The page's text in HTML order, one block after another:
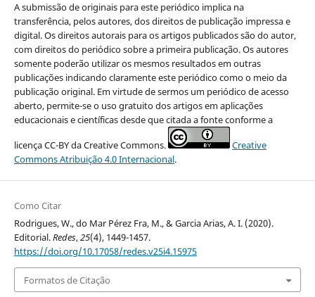
A submissão de originais para este periódico implica na
transferência, pelos autores, dos direitos de publicação impressa e
digital. Os direitos autorais para os artigos publicados são do autor,
com direitos do periódico sobre a primeira publicação. Os autores
somente poderão utilizar os mesmos resultados em outras
publicações indicando claramente este periódico como o meio da
publicação original. Em virtude de sermos um periódico de acesso
aberto, permite-se o uso gratuito dos artigos em aplicações
educacionais e científicas desde que citada a fonte conforme a
licença CC-BY da Creative Commons.
Creative
Commons Atribuição 4.0 Internacional.
Como Citar
Rodrigues, W., do Mar Pérez Fra, M., & Garcia Arias, A. I. (2020).
Editorial.Redes,25(4), 1449-1457.
https://doi.org/10.17058/redes.v25i4.15975
Formatos de Citação